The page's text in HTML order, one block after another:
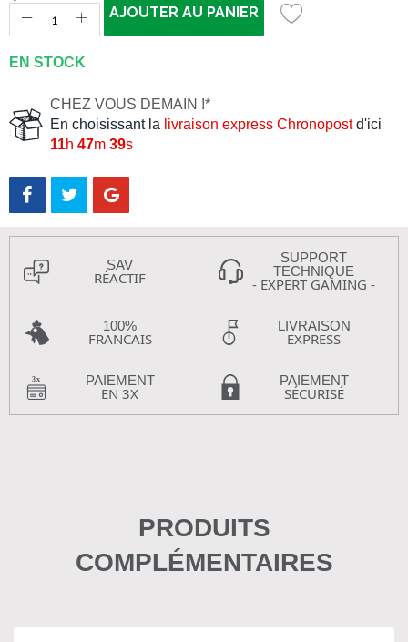
AJOUTER AU PANIER
EN STOCK
CHEZ VOUS DEMAIN !*
En choisissant la livraison express Chronopostd'ici
11h 47m 38s
SAV
RÉACTIF
SUPPORT
TECHNIQUE
- EXPERT GAMING -
100%
FRANCAIS
LIVRAISON
EXPRESS
PAIEMENT
EN 3X
PAIEMENT
SÉCURISÉ
PRODUITS
COMPLÉMENTAIRES